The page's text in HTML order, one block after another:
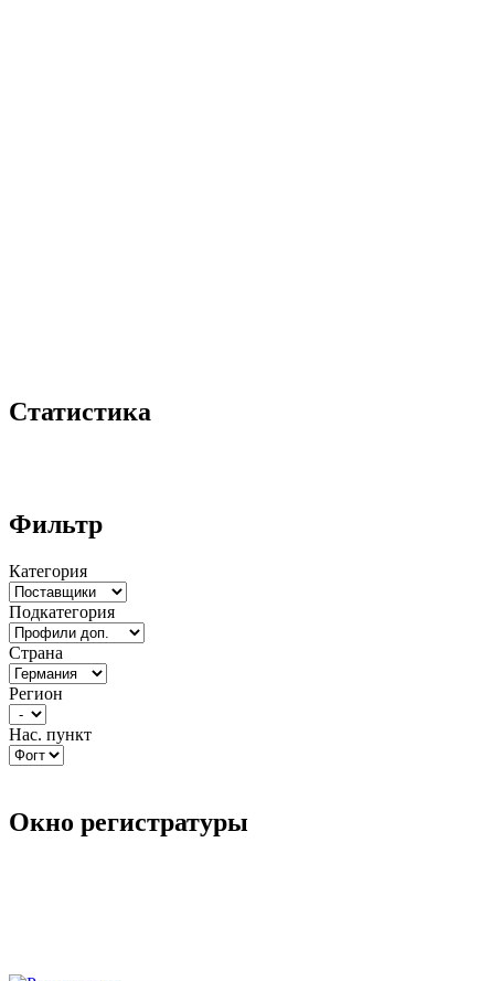
Статистика
Фильтр
Категория
Подкатегория
Страна
Регион
Нас. пункт
Окно регистратуры